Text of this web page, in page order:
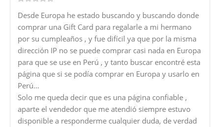
Desde Europa he estado buscando y buscando donde
comprar una Gift Card para regalarle a mi hermano
por su cumpleaños , y fue difícil ya que por la misma
dirección IP no se puede comprar casi nada en Europa
para que se use en Perú , y tanto buscar encontré esta
página que si se podía comprar en Europa y usarlo en
Perú…
Solo me queda decir que es una página confiable ,
aparte el vendedor que me atendió siempre estuvo
disponible a responderme cualquier duda, de verdad